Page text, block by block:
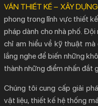
VẤN THIẾT KẾ – XÂY
phong trong lĩnh vực thiết
pháp dành cho nhà phố.
chỉ am hiểu về kỹ thuật
lắng nghe để biến những
thành những điểm nhấn đắt
Chúng tôi cung cấp giải
vật liệu, thiết kế hệ thống